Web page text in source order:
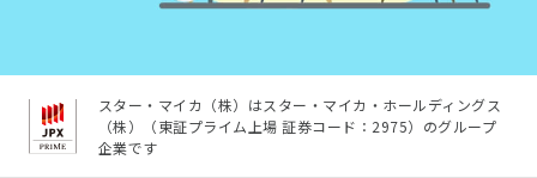
スター・マイカ（株）はスター・マイカ・ホールディングス
（株）（東証プライム上場 証券コード：2975）のグループ
企業です